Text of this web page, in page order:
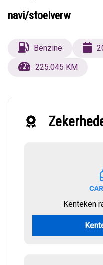
navi/stoelverw
Benzine
225.045 KM
Kenteken